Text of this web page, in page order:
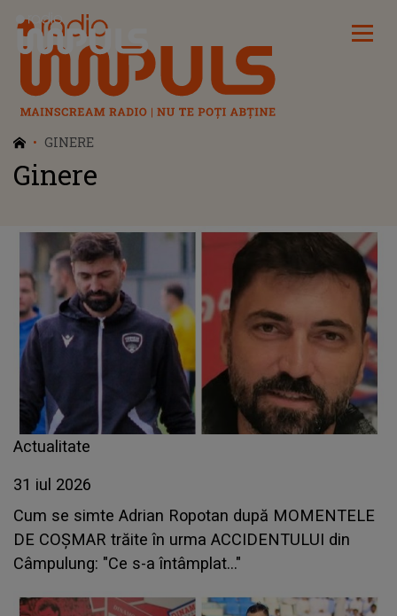
Radio Impuls
GINERE
Ginere
Actualitate
31 iul 2026
Cum se simte Adrian Ropotan după MOMENTELE
DE COȘMAR trăite în urma ACCIDENTULUI din
Câmpulung: "Ce s-a întâmplat..."